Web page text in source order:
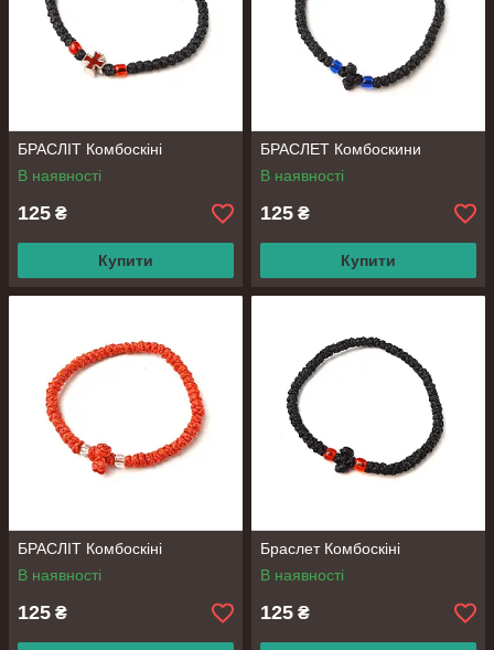
БРАСЛІТ Комбоскіні
В наявності
125 ₴
Купити
БРАСЛЕТ Комбоскини
В наявності
125 ₴
Купити
БРАСЛІТ Комбоскіні
В наявності
125 ₴
Браслет Комбоскіні
В наявності
125 ₴